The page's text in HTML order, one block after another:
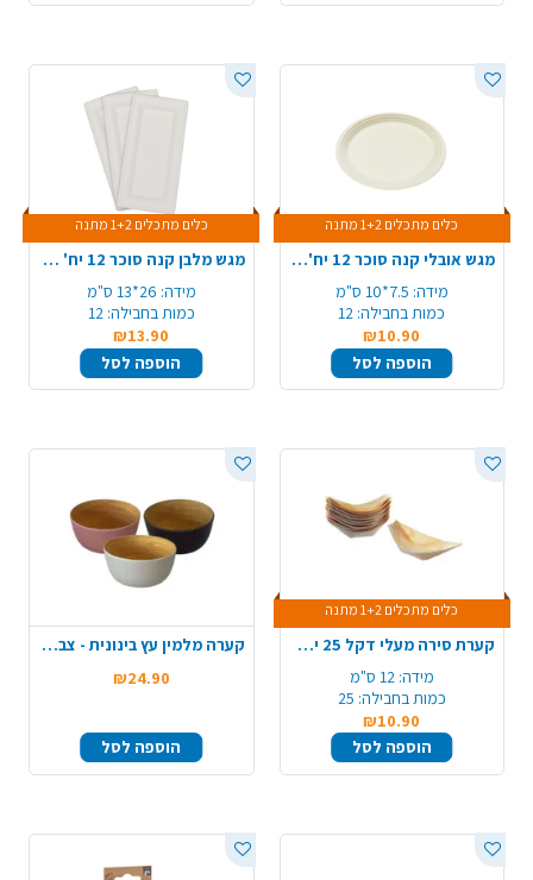
כלים מתכלים 1+2 מתנה
מגש אובלי קנה סוכר 12 יח'- קטן
מידה: 7.5*10 ס"מ
כמות בחבילה: 12
₪10.90
הוספה לסל
כלים מתכלים 1+2 מתנה
מגש מלבן קנה סוכר 12 יח' - לבן
מידה: 26*13 ס"מ
כמות בחבילה: 12
₪13.90
הוספה לסל
כלים מתכלים 1+2 מתנה
קערת סירה מעלי דקל 25 יח' 125 מ"מ - קטן
מידה: 12 ס"מ
כמות בחבילה: 25
₪10.90
הוספה לסל
קערה מלמין עץ בינונית - צבע משתנה
₪24.90
הוספה לסל